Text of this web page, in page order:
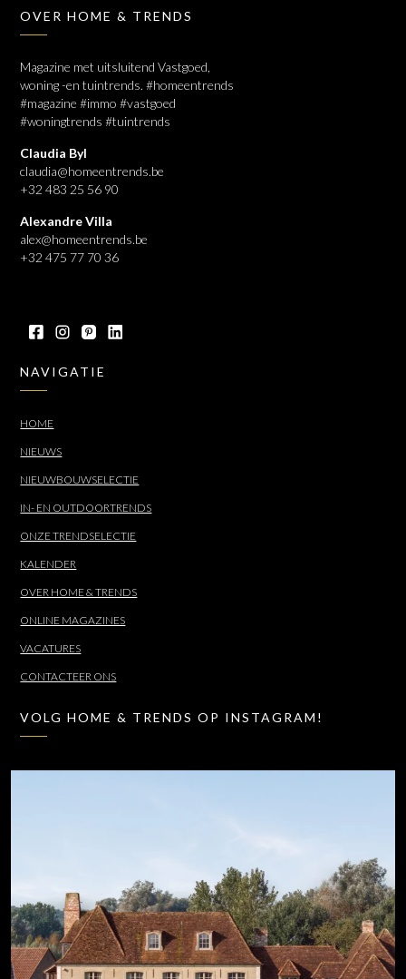
OVER HOME & TRENDS
Magazine met uitsluitend Vastgoed,
woning -en tuintrends. #homeentrends
#magazine #immo #vastgoed
#woningtrends #tuintrends
Claudia Byl
claudia@homeentrends.be
+32 483 25 56 90
Alexandre Villa
alex@homeentrends.be
+32 475 77 70 36
NAVIGATIE
HOME
NIEUWS
NIEUWBOUWSELECTIE
IN- EN OUTDOORTRENDS
ONZE TRENDSELECTIE
KALENDER
OVER HOME & TRENDS
ONLINE MAGAZINES
VACATURES
CONTACTEER ONS
VOLG HOME & TRENDS OP INSTAGRAM!